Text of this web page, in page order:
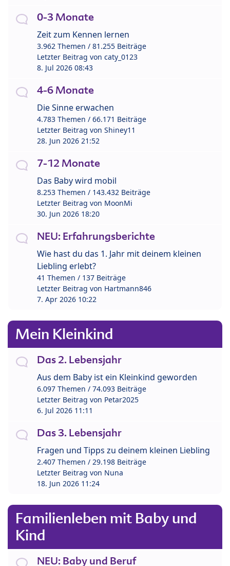
0-3 Monate
Zeit zum Kennen lernen
3.962 Themen / 81.255 Beiträge
Letzter Beitrag von caty_0123
8. Jul 2026 08:43
4-6 Monate
Die Sinne erwachen
4.783 Themen / 66.171 Beiträge
Letzter Beitrag von Shiney11
28. Jun 2026 21:52
7-12 Monate
Das Baby wird mobil
8.253 Themen / 143.432 Beiträge
Letzter Beitrag von MoonMi
30. Jun 2026 18:20
NEU: Erfahrungsberichte
Wie hast du das 1. Jahr mit deinem kleinen
Liebling erlebt?
41 Themen / 137 Beiträge
Letzter Beitrag von Hartmann846
7. Apr 2026 10:22
Mein Kleinkind
Das 2. Lebensjahr
Aus dem Baby ist ein Kleinkind geworden
6.097 Themen / 74.093 Beiträge
Letzter Beitrag von Petar2025
6. Jul 2026 11:11
Das 3. Lebensjahr
Fragen und Tipps zu deinem kleinen Liebling
2.407 Themen / 29.198 Beiträge
Letzter Beitrag von Nuna
18. Jun 2026 11:24
Familienleben mit Baby und
Kind
NEU: Baby und Beruf